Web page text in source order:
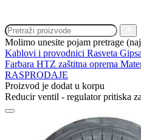
Molimo unesite pojam pretrage
Kablovi i provodnici Rasveta
Farbara HTZ zaštitna oprema
RASPRODAJE
Proizvod je dodat u korpu
Reducir ventil - regulator pritiska